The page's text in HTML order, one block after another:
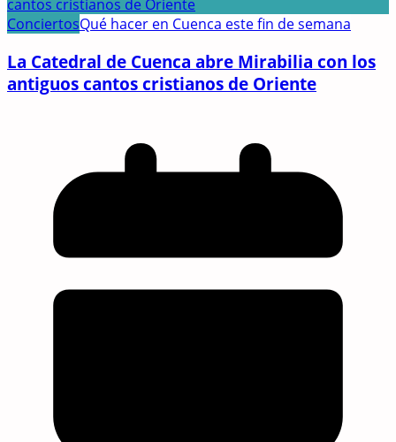
ConciertosQué hacer en Cuenca este fin de semana
La Catedral de Cuenca abre Mirabilia con los
antiguos cantos cristianos de Oriente